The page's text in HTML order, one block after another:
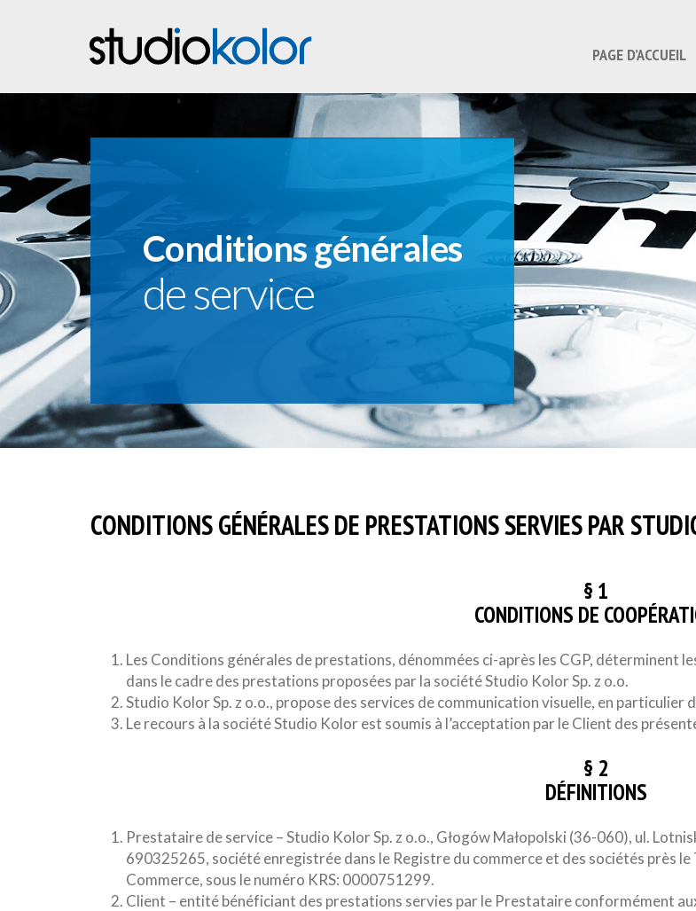
PAGE D’ACCUEIL
Conditions générales
de service
CONDITIONS GÉNÉRALES DE PRESTATIONS SERVIES PAR
§ 1
CONDITIONS DE
Les Conditions générales de prestations, dénommées ci-après les CGP, déterminent
dans le cadre des prestations proposées par la société Studio Kolor Sp. z o.o.
Studio Kolor Sp. z o.o., propose des services de communication visuelle, en
Le recours à la société Studio Kolor est soumis à l’acceptation par le Client des
§ 2
DÉFINITIONS
Prestataire de service – Studio Kolor Sp. z o.o., Głogów Małopolski (36-060), ul.
690325265, société enregistrée dans le Registre du commerce et des sociétés près
Commerce, sous le numéro KRS: 0000751299.
Client – entité bénéficiant des prestations servies par le Prestataire conformément